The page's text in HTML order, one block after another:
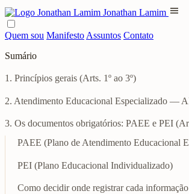
Jonathan Lamim menu
Quem sou Manifesto Assuntos Contato
Sumário
1. Princípios gerais (Arts. 1º ao 3º)
2. Atendimento Educacional Especializado —
3. Os documentos obrigatórios: PAEE e PEI
PAEE (Plano de Atendimento Educacional
PEI (Plano Educacional Individualizado)
Como decidir onde registrar cada informação